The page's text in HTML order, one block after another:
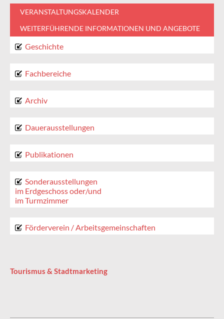
VERANSTALTUNGSKALENDER
WEITERFÜHRENDE INFORMATIONEN UND ANGEBOTE
Geschichte
Fachbereiche
Archiv
Dauerausstellungen
Publikationen
Sonderausstellungen
im Erdgeschoss oder/und
im Turmzimmer
Förderverein / Arbeitsgemeinschaften
Tourismus & Stadtmarketing